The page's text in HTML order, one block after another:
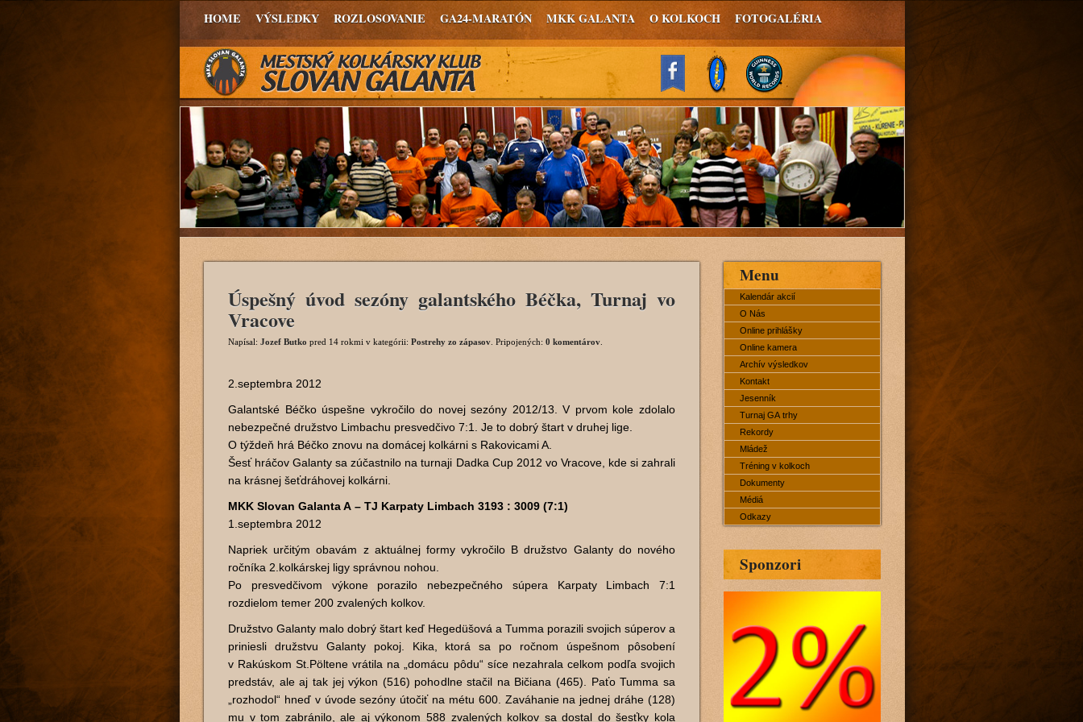
HOME VÝSLEDKY ROZLOSOVANIE GA24-MARATÓN MKK GALANTA O KOLKOCH FOTOGALÉRIA
Úspešný úvod sezóny galantského Béčka, Turnaj vo
Vracove
Napísal: Jozef Butko pred 14 rokmi v kategórii: Postrehy zo zápasov . Pripojených: 0 komentárov
2.septembra 2012
Galantské Béčko úspešne vykročilo do novej sezóny 2012/13. V prvom kole zdolalo
nebezpečné družstvo Limbachu presvedčivo 7:1. Je to dobrý štart v druhej lige.
O týždeň hrá Béčko znovu na domácej kolkárni s Rakovicami A.
Šesť hráčov Galanty sa zúčastnilo na turnaji Dadka Cup 2012 vo Vracove, kde si zahrali
na krásnej šeťdráhovej kolkárni.
MKK Slovan Galanta A – TJ Karpaty Limbach 3193 : 3009 (7:1)
1.septembra 2012
Napriek určitým obavám z aktuálnej formy vykročilo B družstvo Galanty do nového
ročníka 2.kolkárskej ligy správnou nohou.
Po presvedčivom výkone porazilo nebezpečného súpera Karpaty Limbach 7:1
rozdielom temer 200 zvalených kolkov.
Družstvo Galanty malo dobrý štart keď Hegedüšová a Tumma porazili svojich súperov a
priniesli družstvu Galanty pokoj. Kika, ktorá sa po ročnom úspešnom pôsobení
v Rakúskom St.Pöltene vrátila na „domácu pôdu“ síce nezahrala celkom podľa svojich
predstáv, ale aj tak jej výkon (516) pohodlne stačil na Bičiana (465). Paťo Tumma sa
„rozhodol“ hneď v úvode sezóny útočiť na métu 600. Zaváhanie na jednej dráhe (128)
mu v tom zabránilo, ale aj výkonom 588 zvalených kolkov sa dostal do šesťky kola
Menu
Kalendár akcií
O Nás
Online prihlášky
Online kamera
Archív výsledkov
Kontakt
Jesenník
Turnaj GA trhy
Rekordy
Mládež
Tréning v kolkoch
Dokumenty
Médiá
Odkazy
Sponzori